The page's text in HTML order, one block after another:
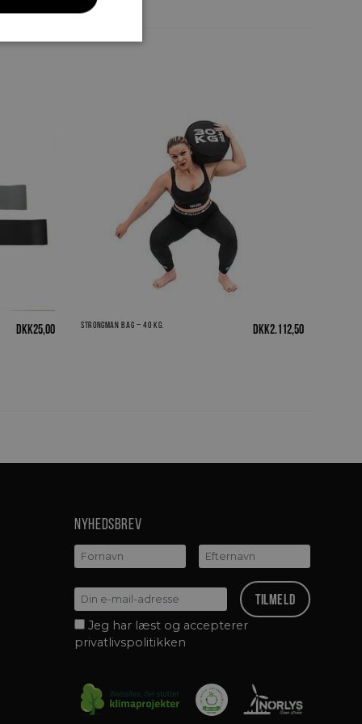
DKK25,00 Strongman Bag – 40 kg. DKK2.112,50
Nyhedsbrev
Jeg har læst og accepterer
privatlivspolitikken